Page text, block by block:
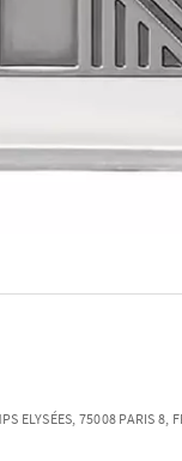
ELYSÉES, 75008 PARIS 8,